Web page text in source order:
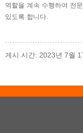
역할을 계속 수행하여 전
있도록 합니다.
게시 시간: 2023년 7월